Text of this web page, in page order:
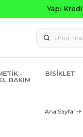
-
BAKIM
BISIKLET
Ana Sayfa